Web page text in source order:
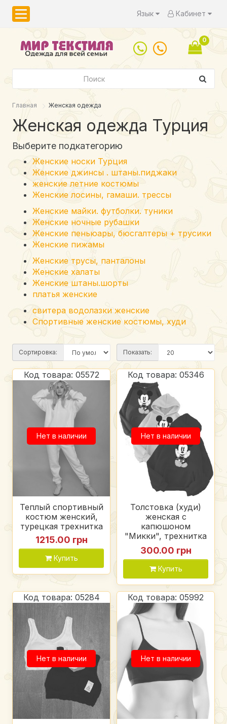
Язык Кабинет
0
Главная Женская одежда
Женская одежда Турция
Выберите подкатегорию
Женские носки Турция
Женские джинсы . штаны.пиджаки
женские летние костюмы
Женские лосины, гамаши. трессы
Женские майки. футболки. туники
Женские ночные рубашки
Женские пеньюары, бюсгалтеры + трусики
Женские пижамы
Женские трусы, панталоны
Женские халаты
Женские штаны.шорты
платья женские
свитера водолазки женские
Спортивные женские костюмы, худи
Сортировка: Показать:
Код товара: 05572
Нет в наличии
Теплый спортивный
костюм женский,
турецкая трехнитка
1215.00 грн
Купить
Код товара: 05346
Нет в наличии
Толстовка (худи)
женская с
капюшоном
"Микки", трехнитка
на флисе
300.00 грн
Купить
Код товара: 05284
Нет в наличии
Код товара: 05992
Нет в наличии